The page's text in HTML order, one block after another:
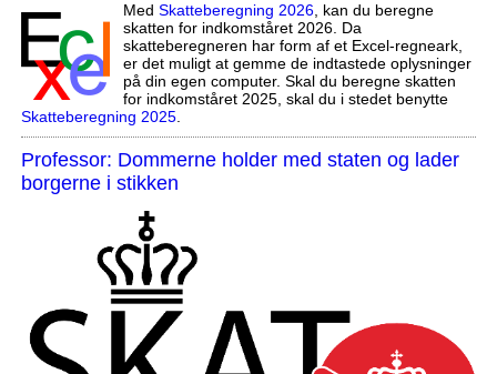
Med Skatteberegning 2026, kan du beregne
skatten for indkomståret 2026. Da
skatteberegneren har form af et Excel-regneark,
er det muligt at gemme de indtastede oplysninger
på din egen computer. Skal du beregne skatten
for indkomståret 2025, skal du i stedet benytte
Skatteberegning 2025.
Professor: Dommerne holder med staten og lader
borgerne i stikken